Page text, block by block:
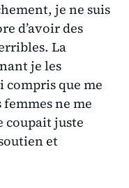
je ne suis
d’avoir des
La
je les
compris que me
ne me
coupait juste
et